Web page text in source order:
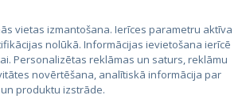
Kainos.lt
Paslaugos.lt
auto24.ee
KV.ee
vietas izmantošana. Ierīces parametru aktīva
nolūkā. Informācijas ievietošana ierīcē
Personalizētas reklāmas un saturs, reklāmu
novērtēšana, analītiskā informācija par
produktu izstrāde.